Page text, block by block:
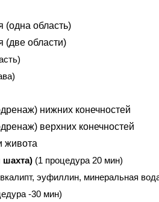
(одна область)
(две области)
)
)
нижних конечностей
верхних конечностей
живота
шахта) (1 процедура 20 мин)
эуфиллин, минеральная
-30 мин)